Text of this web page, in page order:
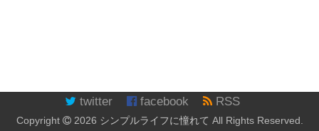
twitter facebook RSS
Copyright 2026 シンプルライフに憧れて All Rights Reserved.